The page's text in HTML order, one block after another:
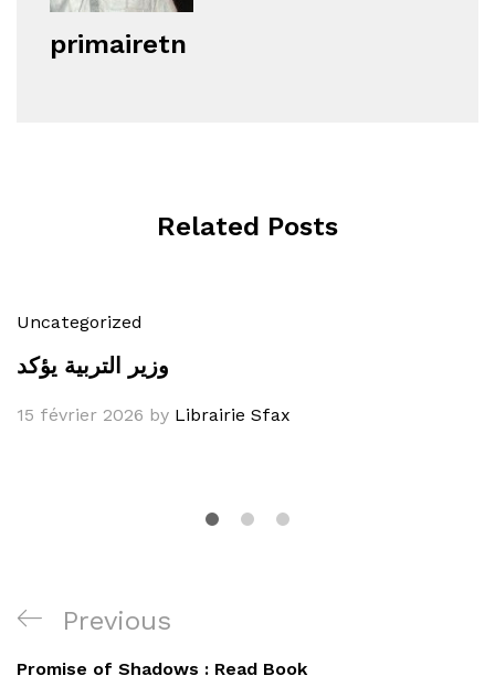
primairetn
Related Posts
Uncategorized
وزير التربية يؤكد
15 février 2026 by Librairie Sfax
Navigation
de
Previous
Post
Previous
Promise of Shadows : Read Book